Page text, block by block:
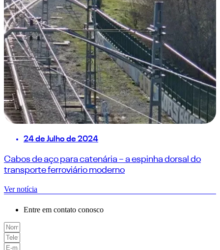
24 de Julho de 2024
Cabos de aço para catenária – a espinha dorsal do
transporte ferroviário moderno
Ver notícia
Entre em contato conosco